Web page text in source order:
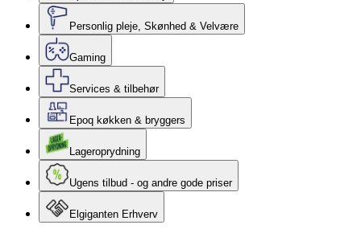
Personlig pleje, Skønhed & Velvære
Gaming
Services & tilbehør
Epoq køkken & bryggers
Lageroprydning
Ugens tilbud - og andre gode priser
Elgiganten Erhverv